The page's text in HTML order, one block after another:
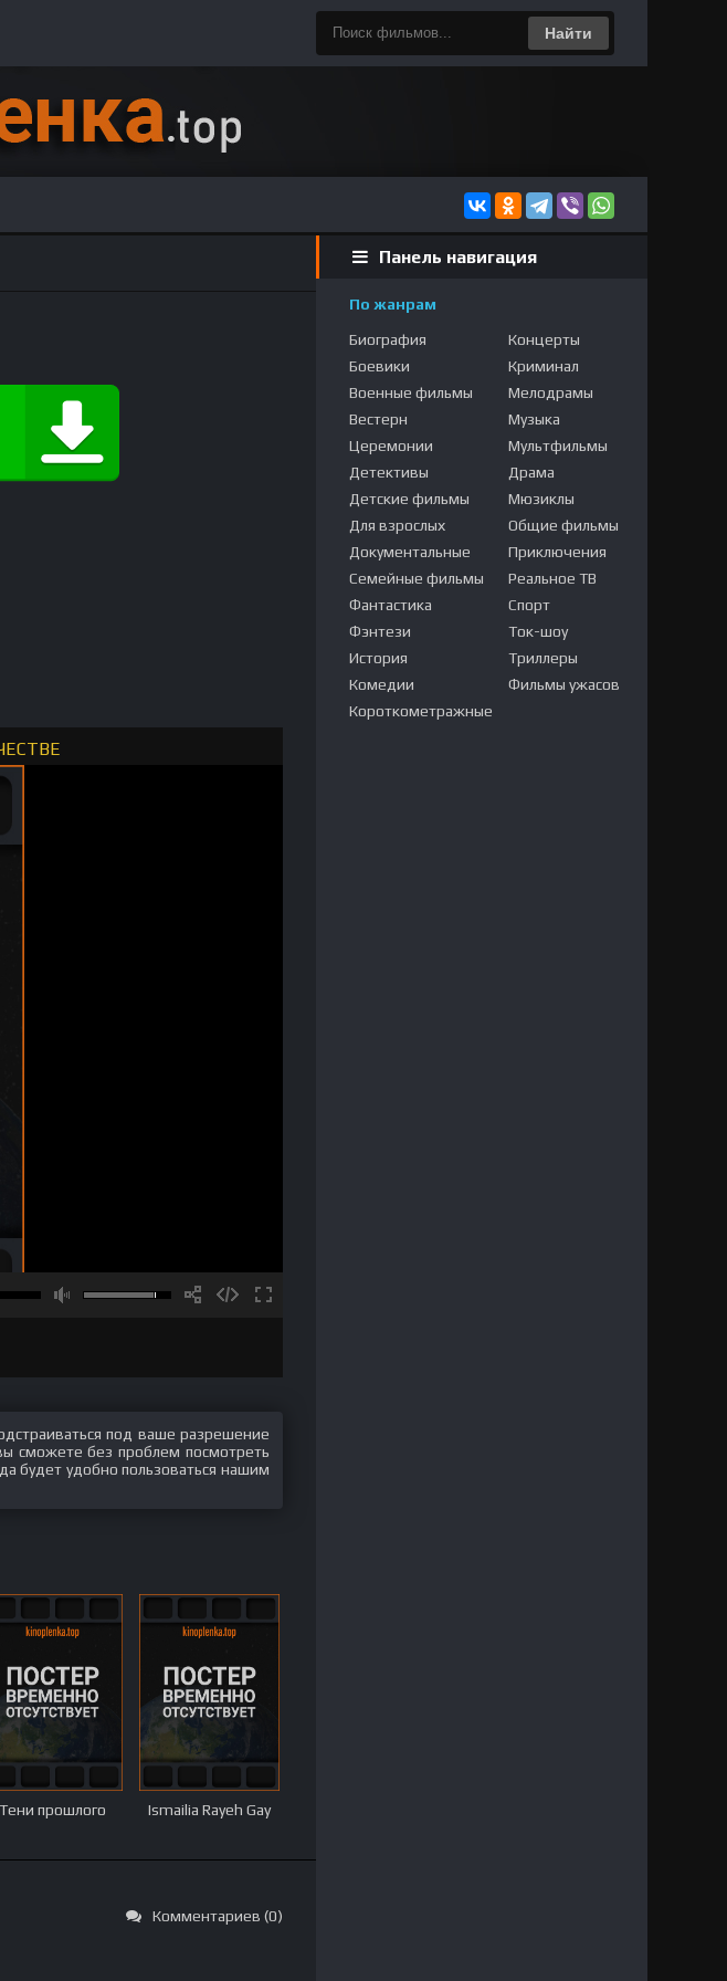
Найти
под ваше разрешение
сможете без проблем посмотреть
будет удобно пользоваться нашим
Тени прошлого Ismailia Rayeh Gay
Комментариев (0)
Панель навигация
По жанрам
Биография
Боевики
Военные фильмы
Вестерн
Церемонии
Детективы
Детские фильмы
Для взрослых
Документальные
Семейные фильмы
Фантастика
Фэнтези
История
Комедии
Короткометражные
Концерты
Криминал
Мелодрамы
Музыка
Мультфильмы
Драма
Мюзиклы
Общие фильмы
Приключения
Реальное ТВ
Спорт
Ток-шоу
Триллеры
Фильмы ужасов